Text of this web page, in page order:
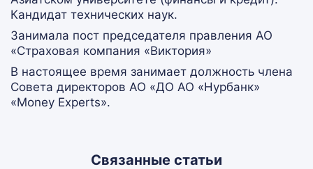
Кандидат технических наук.
Занимала пост председателя правления АО
«Страховая компания «Виктория»
В настоящее время занимает должность члена
Совета директоров АО «ДО АО «Нурбанк»
«Money Experts».
Связанные статьи